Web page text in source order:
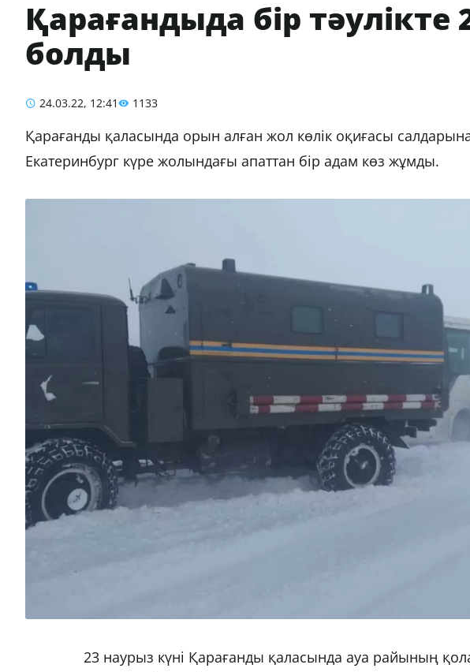
Қарағандыда бір
болды
24.03.22, 12:41 1133
Қарағанды қаласында орын алған жол көлік оқиғасы
Екатеринбург күре жолындағы апаттан бір адам көз жұмды.
23 наурыз күні Қарағанды қаласында ауа райының